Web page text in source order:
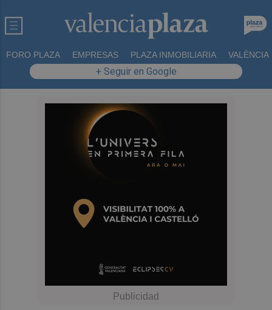
FORO PLAZA EMPRESAS PLAZA INMOBILIARIA VALÈNCIA
+ Seguir en Google